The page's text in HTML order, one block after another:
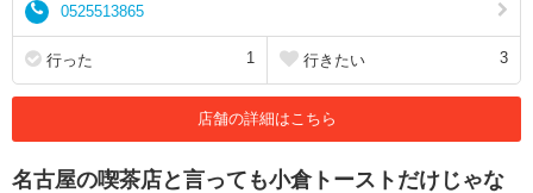
0525513865
行った 1 行きたい 3
店舗の詳細はこちら
名古屋の喫茶店と言っても小倉トーストだけじゃな